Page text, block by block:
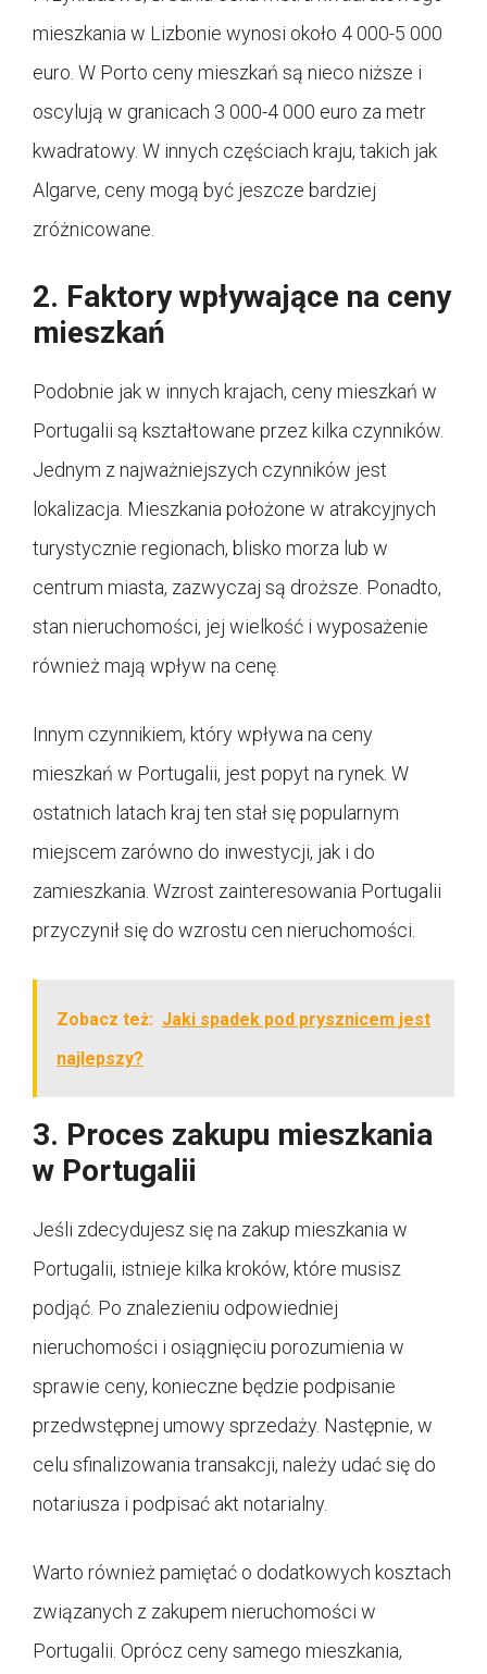
mieszkania w Lizbonie wynosi około 4 000-5 000
euro. W Porto ceny mieszkań są nieco niższe i
oscylują w granicach 3 000-4 000 euro za metr
kwadratowy. W innych częściach kraju, takich jak
Algarve, ceny mogą być jeszcze bardziej
zróżnicowane.
2. Faktory wpływające na ceny
mieszkań
Podobnie jak w innych krajach, ceny mieszkań w
Portugalii są kształtowane przez kilka czynników.
Jednym z najważniejszych czynników jest
lokalizacja. Mieszkania położone w atrakcyjnych
turystycznie regionach, blisko morza lub w
centrum miasta, zazwyczaj są droższe. Ponadto,
stan nieruchomości, jej wielkość i wyposażenie
również mają wpływ na cenę.
Innym czynnikiem, który wpływa na ceny
mieszkań w Portugalii, jest popyt na rynek. W
ostatnich latach kraj ten stał się popularnym
miejscem zarówno do inwestycji, jak i do
zamieszkania. Wzrost zainteresowania Portugalii
przyczynił się do wzrostu cen nieruchomości.
Zobacz też: Jaki spadek pod prysznicem jest
najlepszy?
3. Proces zakupu mieszkania
w Portugalii
Jeśli zdecydujesz się na zakup mieszkania w
Portugalii, istnieje kilka kroków, które musisz
podjąć. Po znalezieniu odpowiedniej
nieruchomości i osiągnięciu porozumienia w
sprawie ceny, konieczne będzie podpisanie
przedwstępnej umowy sprzedaży. Następnie, w
celu sfinalizowania transakcji, należy udać się do
notariusza i podpisać akt notarialny.
Warto również pamiętać o dodatkowych kosztach
związanych z zakupem nieruchomości w
Portugalii. Oprócz ceny samego mieszkania,